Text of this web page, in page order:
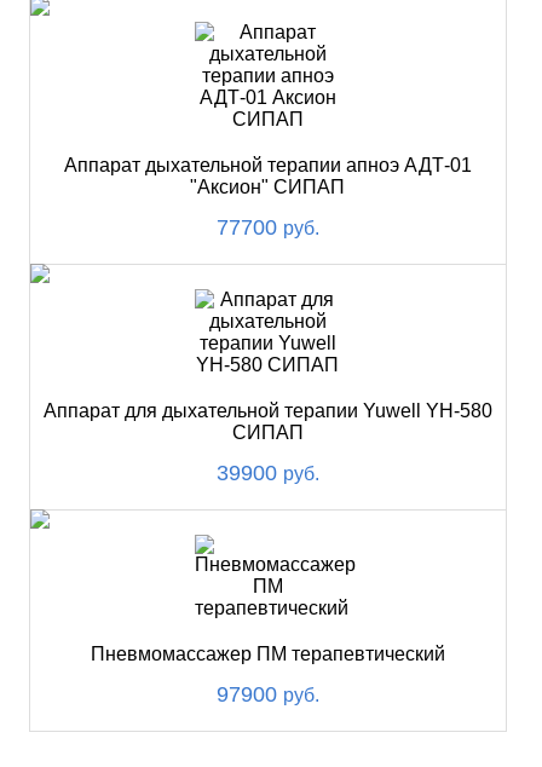
Аппарат дыхательной терапии апноэ АДТ-01
"Аксион" СИПАП
77700 руб.
Аппарат для дыхательной терапии Yuwell YH-580
СИПАП
39900 руб.
Пневмомассажер ПМ терапевтический
97900 руб.